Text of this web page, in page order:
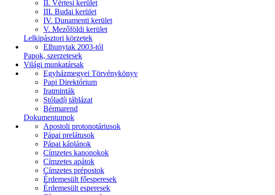
II. Vértesi kerület
III. Budai kerület
IV. Dunamenti kerület
V. Mezőföldi kerület
Lelkipásztori körzetek
Elhunytak 2003-tól
Papok, szerzetesek
Világi munkatársak
Egyházmegyei Törvénykönyv
Papi Direktórium
Iratminták
Stóladíj táblázat
Bérmarend
Dokumentumok
Apostoli protonotáriusok
Pápai prelátusok
Pápai káplánok
Címzetes kanonokok
Címzetes apátok
Címzetes prépostok
Érdemesült főesperesek
Érdemesült esperesek